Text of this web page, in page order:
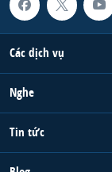
Các dịch vụ
Nghe
Tin tức